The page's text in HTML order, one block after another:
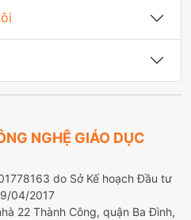
NGHỆ GIÁO DỤC
do Sở Kế hoạch Đầu tư
04/2017
22 Thành Công, quận Ba Đình,